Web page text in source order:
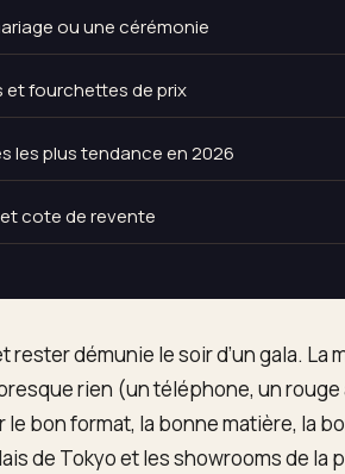
ou une cérémonie
et fourchettes de prix
les plus tendance en 2026
cote de revente
démunie le soir d’un gala.
rien (un téléphone, un
bon format, la bonne matière, la
de Tokyo et les showrooms de